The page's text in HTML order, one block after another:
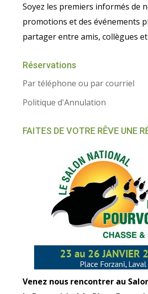
Soyez les premiers informés de
promotions et des événements
partager entre amis, collègues
Réservations
Par téléphone ou par courriel
Politique d'Annulation
FAITES DE VOTRE RÊVE UNE
Venez nous rencontrer au